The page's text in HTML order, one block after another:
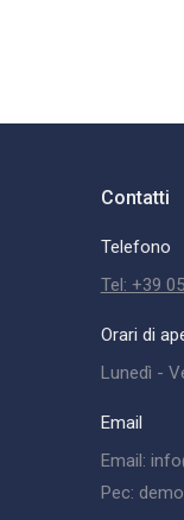
Contatti
Telefono
Tel: +39
Orari di
Lunedì -
Email
Email:
Pec: